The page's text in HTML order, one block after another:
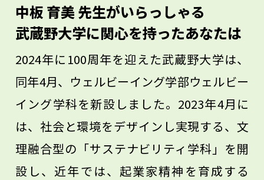
案に関わるという選択肢もあります。幅広
中板 育美 先生がいらっしゃる
武蔵野大学に関心を持ったあなたは
2024年に100周年を迎えた武蔵野大学は、
同年4月、ウェルビーイング学部ウェルビー
イング学科を新設しました。2023年4月に
は、社会と環境をデザインし実現する、文
理融合型の「サステナビリティ学科」を開
設し、近年では、起業家精神を育成する